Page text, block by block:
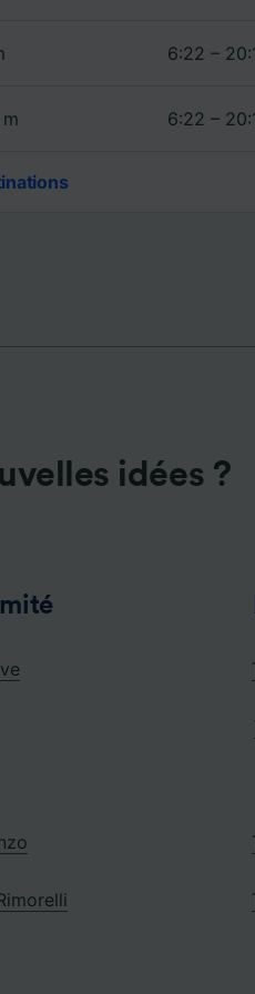
6:22 –
6:22 –
idées ?